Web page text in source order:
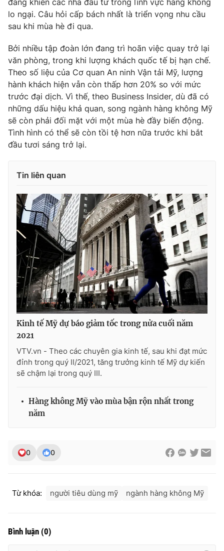
Ðiện thoại Thời báo VTV:024.66 897 897
Email:toasoan@vtv.vn
024-7300.7108
® Cấm sao chép dưới mọi hình thức nếu không có sự chấp
thông tin từ website này.
đang khiến các nhà đầu tư trong lĩnh vực hàng không
lo ngại. Câu hỏi cấp bách nhất là triển vọng nhu cầu
sau khi mùa hè đi qua.
Bởi nhiều tập đoàn lớn đang trì hoãn việc quay trở lại
văn phòng, trong khi lượng khách quốc tế bị hạn chế.
Theo số liệu của Cơ quan An ninh Vận tải Mỹ, lượng
hành khách hiện vẫn còn thấp hơn 20% so với mức
trước đại dịch. Vì thế, theo Business Insider, dù đã có
những dấu hiệu khả quan, song ngành hàng không Mỹ
sẽ còn phải đối mặt với một mùa hè đầy biến động.
Tình hình có thể sẽ còn tồi tệ hơn nữa trước khi bắt
đầu tươi sáng trở lại.
Tin liên quan
Kinh tế Mỹ dự báo giảm tốc trong nửa cuối năm
2021
VTV.vn - Theo các chuyên gia kinh tế, sau khi đạt mức
đỉnh trong quý II/2021, tăng trưởng kinh tế Mỹ dự kiến
sẽ chậm lại trong quý III.
Hàng không Mỹ vào mùa bận rộn nhất trong
năm
0 0
Từ khóa: người tiêu dùng mỹ ngành hàng không Mỹ
Bình luận (0)